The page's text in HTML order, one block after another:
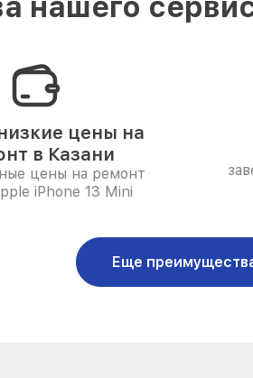
нашего
цены на
в Казани
цены на ремонт
iPhone 13 Mini
Еще